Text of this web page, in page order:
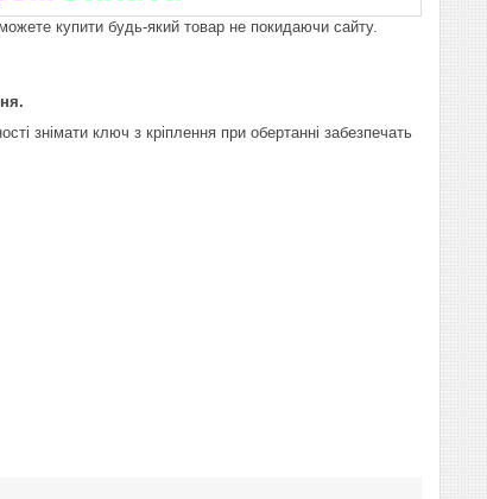
купити будь-який товар не покидаючи сайту.
знімати ключ з кріплення при обертанні забезпечать